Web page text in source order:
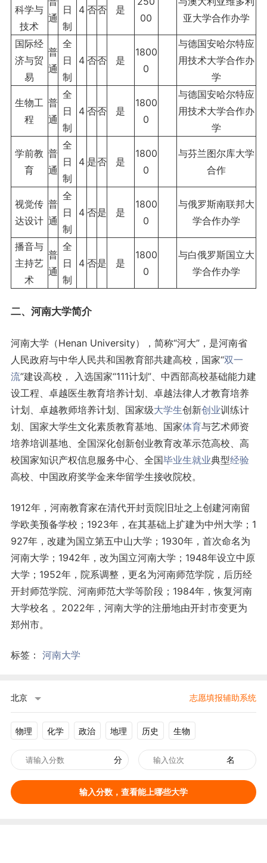
科学与
技术
通
日
制
4 否否 是
00
亚大学合作办学
国际经
济与贸
易
普
通
全
日
制
4 否否 是
1800
0
与德国安哈尔特应
用技术大学合作办
学
生物工
程
普
通
全
日
制
4 否否 是
1800
0
与德国安哈尔特应
用技术大学合作办
学
学前教
育
普
通
全
日
制
4 是否 是
1800
0
与芬兰图尔库大学
合作
视觉传
达设计
普
通
全
日
制
4 否是 是
1800
0
与俄罗斯南联邦大
学合作办学
播音与
主持艺
术
普
通
全
日
制
4 否是 是
1800
0
与白俄罗斯国立大
学合作办学
二、河南大学简介
河南大学（Henan University），简称“河大”，是河南省
人民政府与中华人民共和国教育部共建高校，国家“双一
流”建设高校， 入选国家“111计划”、中西部高校基础能力建
设工程、卓越医生教育培养计划、卓越法律人才教育培养
计划、卓越教师培养计划、国家级大学生创新创业训练计
划、国家大学生文化素质教育基地、国家体育与艺术师资
培养培训基地、全国深化创新创业教育改革示范高校、高
校国家知识产权信息服务中心、全国毕业生就业典型经验
高校、中国政府奖学金来华留学生接收院校。
1912年，河南教育家在清代开封贡院旧址之上创建河南留
学欧美预备学校；1923年，在其基础上扩建为中州大学；1
927年，改建为国立第五中山大学；1930年，首次命名为
河南大学；1942年，改为国立河南大学；1948年设立中原
大学；1952年，院系调整，更名为河南师范学院，后历经
开封师范学院、河南师范大学等阶段；1984年，恢复河南
大学校名 。2022年，河南大学的注册地由开封市变更为
郑州市。
标签： 河南大学
北京 志愿填报辅助系统
物理 化学 政治 地理 历史 生物
分 名
输入分数，查看能上哪些大学